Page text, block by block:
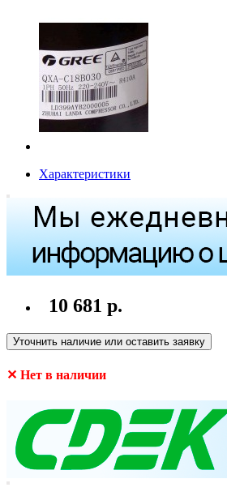
Характеристики
10 681 р.
Уточнить наличие или оставить заявку
✕ Нет в наличии